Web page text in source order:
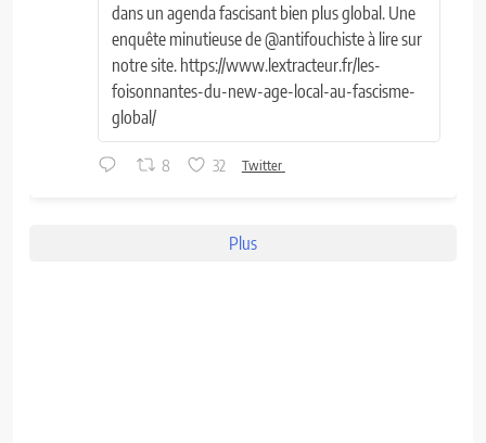
dans un agenda fascisant bien plus global. Une
enquête minutieuse de @antifouchiste à lire sur
notre site. https://www.lextracteur.fr/les-
foisonnantes-du-new-age-local-au-fascisme-
global/
8 32 Twitter
Plus